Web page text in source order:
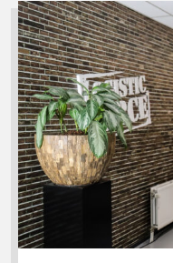
Lees
meer
over
Toekomstbestendige
logistiek
vraagt
om
slimme
processen
én
sterke
mensen